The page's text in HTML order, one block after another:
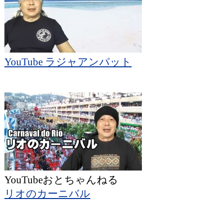
YouTube ラジャアンパット
YouTubeおとちゃんねる
リオのカーニバル